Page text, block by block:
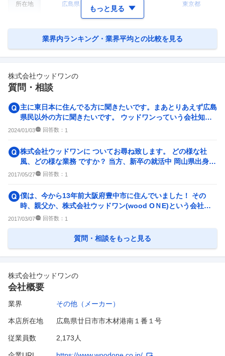
所在地 広島県 東京都 東京都
もっと見る
業界内ランキング・業界平均との比較を見る
株式会社ウッドワンの
質問・相談
主に東日本に住んでる方に聞きたいです。まあとりあえず広島
県民以外の方に聞きたいです。 ウッドワンっていう会社知っ
てますか？ 私の地元に...
2024/01/03 回答数： 1
株式会社ウッドワンに ついてお尋ね致します。 どの様な社
風、どの様な業務 ですか？ 当方、新卒の就活中 岡山県出身の
為近県に 就職
2017/05/27 回答数： 1
僕は、今から13年前大阪府豊中市に住んでいました！ その
時、親父か、株式会社ウッドワン(wood OＮE)という会社で
働いていました！ 今
2017/03/07 回答数： 1
質問・相談をもっと見る
株式会社ウッドワンの
会社概要
業界 その他（メーカー）
本店所在地 広島県廿日市市木材港南１番１号
従業員数 2,173人